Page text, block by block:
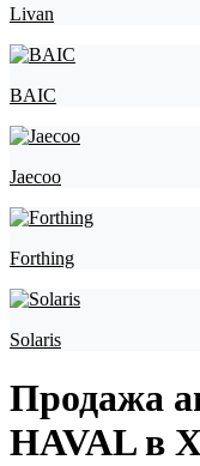
Livan
BAIC
Jaecoo
Forthing
Solaris
Продажа
HAVAL в